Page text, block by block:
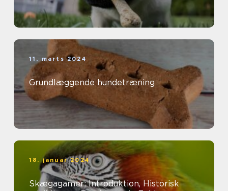
11. marts 2024
Grundlæggende hundetræning
18. januar 2024
Skægagamer: Introduktion, Historisk